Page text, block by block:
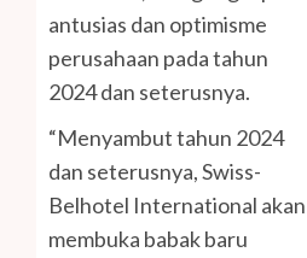
antusias dan optimisme
perusahaan pada tahun
2024 dan seterusnya.
“Menyambut tahun 2024
dan seterusnya, Swiss-
Belhotel International akan
membuka babak baru